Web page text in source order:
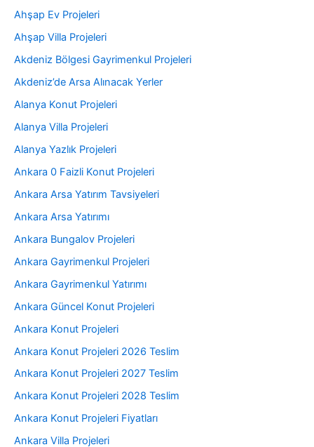
Ahşap Ev Projeleri
Ahşap Villa Projeleri
Akdeniz Bölgesi Gayrimenkul Projeleri
Akdeniz’de Arsa Alınacak Yerler
Alanya Konut Projeleri
Alanya Villa Projeleri
Alanya Yazlık Projeleri
Ankara 0 Faizli Konut Projeleri
Ankara Arsa Yatırım Tavsiyeleri
Ankara Arsa Yatırımı
Ankara Bungalov Projeleri
Ankara Gayrimenkul Projeleri
Ankara Gayrimenkul Yatırımı
Ankara Güncel Konut Projeleri
Ankara Konut Projeleri
Ankara Konut Projeleri 2026 Teslim
Ankara Konut Projeleri 2027 Teslim
Ankara Konut Projeleri 2028 Teslim
Ankara Konut Projeleri Fiyatları
Ankara Villa Projeleri